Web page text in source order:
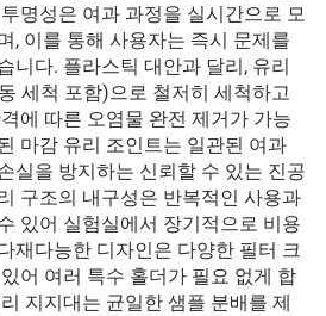
명성은 여과 과정을 실시간으로 모
, 이를 통해 사용자는 즉시 문제를
니다. 플라스틱 대안과 달리, 유리
세척 포함)으로 철저히 세척하고
에 따른 오염물 완전 제거가 가능
마감 유리 조인트는 일관된 여과
실을 방지하는 신뢰할 수 있는 진공
구조의 내구성은 반복적인 사용과
있어 실험실에서 장기적으로 비용
재다능한 디자인은 다양한 필터 크
어 여러 특수 홀더가 필요 없게 합
지지대는 균일한 샘플 분배를 제